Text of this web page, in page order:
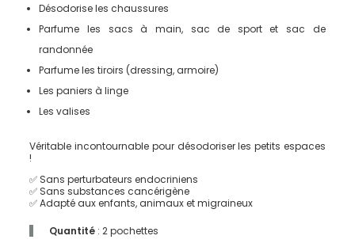
Désodorise les chaussures
Parfume les sacs à main, sac de sport et sac de
randonnée
Parfume les tiroirs (dressing, armoire)
Les paniers à linge
Les valises
Véritable incontournable pour désodoriser les petits espaces
!
✅ Sans perturbateurs endocriniens
✅ Sans substances cancérigène
✅ Adapté aux enfants, animaux et migraineux
Quantité : 2 pochettes